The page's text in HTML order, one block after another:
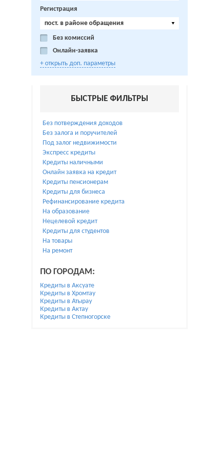
Регистрация
пост. в районе обращения
Без комиссий
Онлайн-заявка
+ открыть доп. параметры
БЫСТРЫЕ ФИЛЬТРЫ
Без потверждения доходов
Без залога и поручителей
Под залог недвижимости
Экспресс кредиты
Кредиты наличными
Онлайн заявка на кредит
Кредиты пенсионерам
Кредиты для бизнеса
Рефинансирование кредита
На образование
Нецелевой кредит
Кредиты для студентов
На товары
На ремонт
ПО ГОРОДАМ:
Кредиты в Аксуате
Кредиты в Хромтау
Кредиты в Атырау
Кредиты в Актау
Кредиты в Степногорске